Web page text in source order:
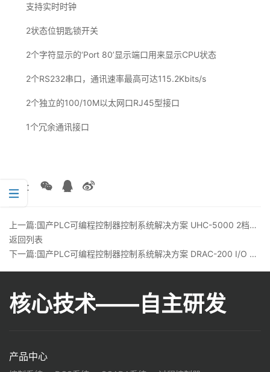
支持实时时钟
2状态位钥匙锁开关
2个字符显示的‘Port 80’显示端口用来显示CPU状态
2个RS232串口，通讯速率最高可达115.2Kbits/s
2个独立的100/10M以太网口RJ45型接口
1个冗余通讯接口
分享：
上一篇:国产PLC可编程控制器控制系统解决方案 UHC-5000 2档位钥匙丨龙鼎源
返回列表
下一篇:国产PLC可编程控制器控制系统解决方案 DRAC-200 I/O 丨龙鼎源
核心技术——自主研发
产品中心